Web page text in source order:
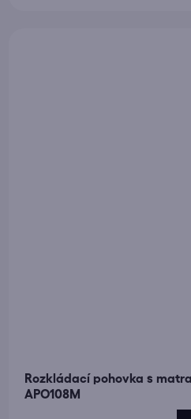
Rozkládací pohovka s
APO108M